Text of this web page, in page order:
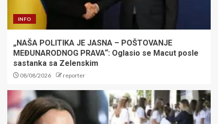
INFO
„NAŠA POLITIKA JE JASNA – POŠTOVANJE
MEĐUNARODNOG PRAVA“: Oglasio se Macut posle
sastanka sa Zelenskim
08/08/2026 reporter